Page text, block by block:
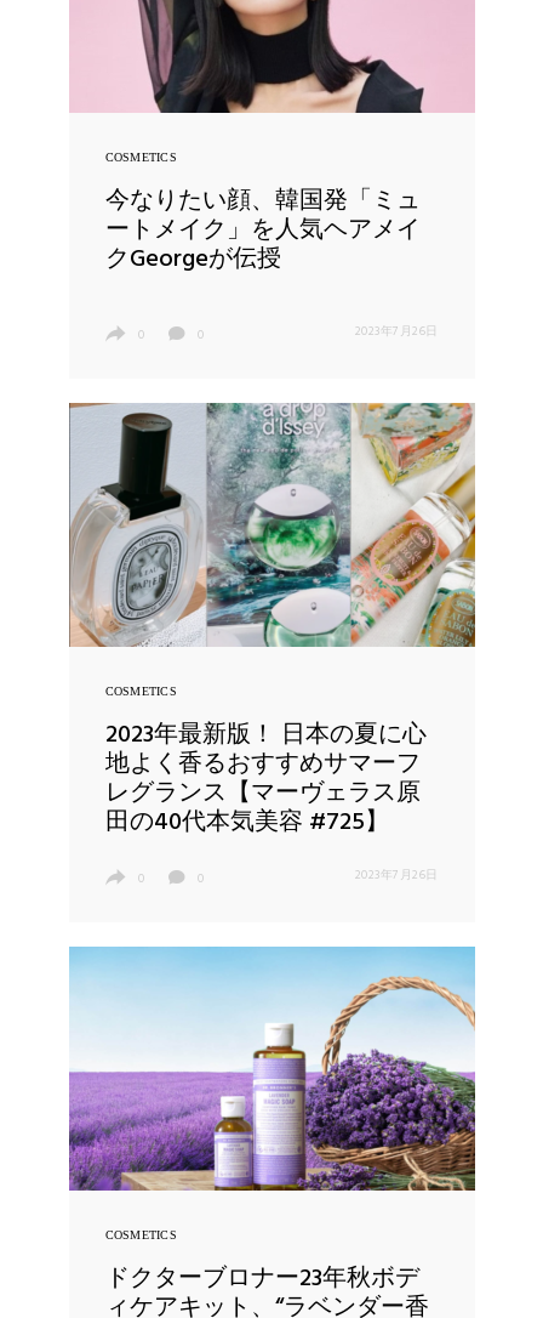
COSMETICS
今なりたい顔、韓国発「ミュ
ートメイク」を人気ヘアメイ
クGeorgeが伝授
0 0 2023年7月26日
COSMETICS
2023年最新版！ 日本の夏に心
地よく香るおすすめサマーフ
レグランス【マーヴェラス原
田の40代本気美容 #725】
0 0 2023年7月26日
COSMETICS
ドクターブロナー23年秋ボデ
ィケアキット、“ラベンダー香